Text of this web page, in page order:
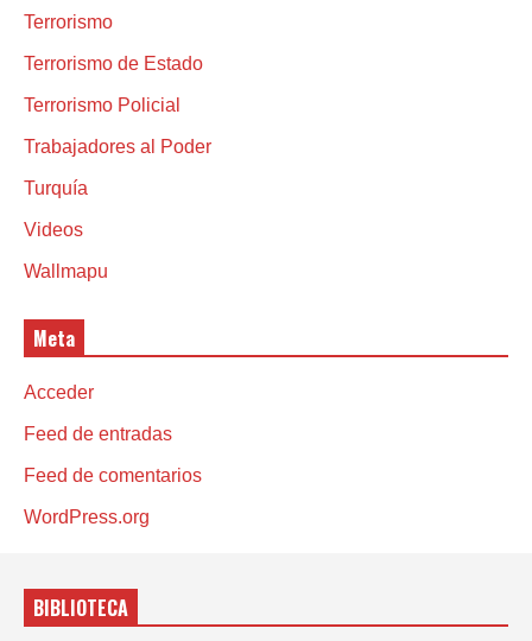
Terrorismo
Terrorismo de Estado
Terrorismo Policial
Trabajadores al Poder
Turquía
Videos
Wallmapu
Meta
Acceder
Feed de entradas
Feed de comentarios
WordPress.org
BIBLIOTECA